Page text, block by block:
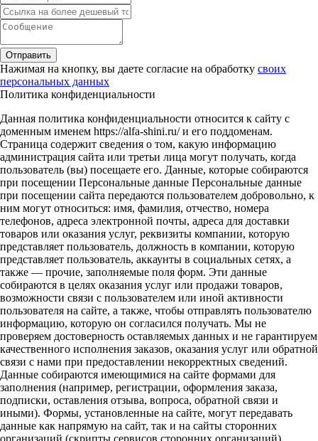
Отправить
Нажимая на кнопку, вы даете согласие на обработку своих
персональных данных
Политика конфиденциальности
Данная политика конфиденциальности относится к сайту с
доменным именем https://alfa-shini.ru/ и его поддоменам.
Страница содержит сведения о том, какую информацию
администрация сайта или третьи лица могут получать, когда
пользователь (вы) посещаете его. Данные, которые собираются
при посещении Персональные данные Персональные данные
при посещении сайта передаются пользователем добровольно, к
ним могут относиться: имя, фамилия, отчество, номера
телефонов, адреса электронной почты, адреса для доставки
товаров или оказания услуг, реквизиты компании, которую
представляет пользователь, должность в компании, которую
представляет пользователь, аккаунты в социальных сетях, а
также — прочие, заполняемые поля форм. Эти данные
собираются в целях оказания услуг или продажи товаров,
возможности связи с пользователем или иной активности
пользователя на сайте, а также, чтобы отправлять пользователю
информацию, которую он согласился получать. Мы не
проверяем достоверность оставляемых данных и не гарантируем
качественного исполнения заказов, оказания услуг или обратной
связи с нами при предоставлении некорректных сведений.
Данные собираются имеющимися на сайте формами для
заполнения (например, регистрации, оформления заказа,
подписки, оставления отзыва, вопроса, обратной связи и
иными). Формы, установленные на сайте, могут передавать
данные как напрямую на сайт, так и на сайты сторонних